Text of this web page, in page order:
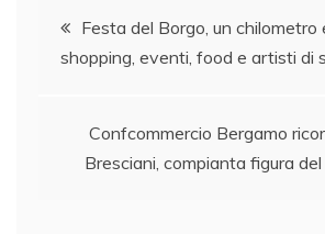
b
o
k
dI
n
A
p
Navigazione
articoli
Festa del Borgo, un chilometro
shopping, eventi, food e artisti di
Confcommercio Bergamo
Bresciani, compianta figura